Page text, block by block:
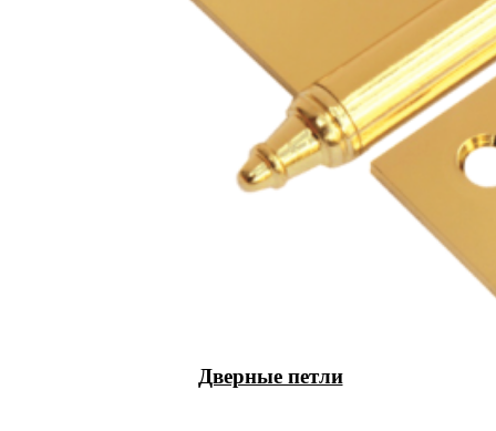
Дверные петли